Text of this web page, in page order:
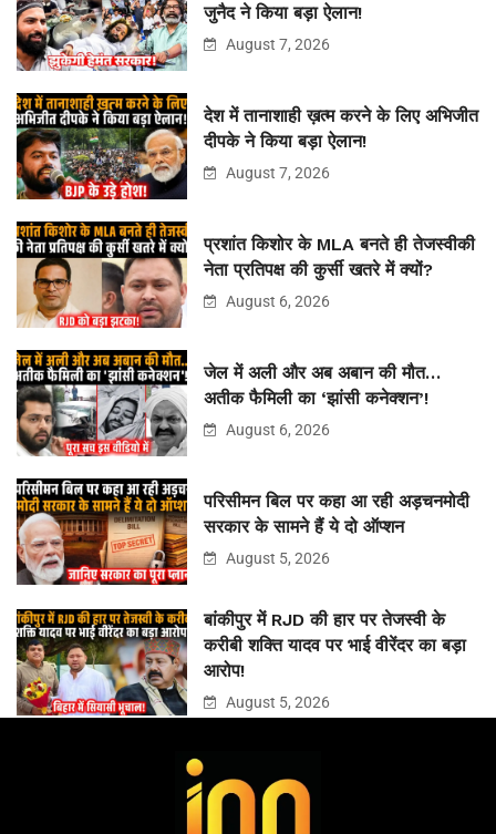
जुनैद ने किया बड़ा ऐलान!
August 7, 2026
देश में तानाशाही ख़त्म करने के लिए अभिजीत
दीपके ने किया बड़ा ऐलान!
August 7, 2026
प्रशांत किशोर के MLA बनते ही तेजस्वीकी
नेता प्रतिपक्ष की कुर्सी खतरे में क्यों?
August 6, 2026
जेल में अली और अब अबान की मौत…
अतीक फैमिली का ‘झांसी कनेक्शन’!
August 6, 2026
परिसीमन बिल पर कहा आ रही अड़चनमोदी
सरकार के सामने हैं ये दो ऑप्शन
August 5, 2026
बांकीपुर में RJD की हार पर तेजस्वी के
करीबी शक्ति यादव पर भाई वीरेंदर का बड़ा
आरोप!
August 5, 2026